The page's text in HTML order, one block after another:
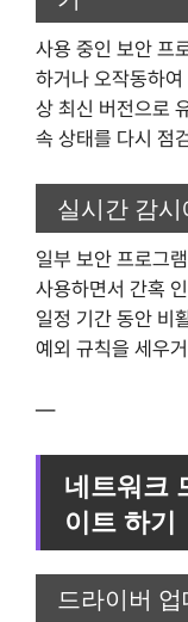
사용 중인 보안 프
하거나 오작동하
상 최신 버전으로
속 상태를 다시 점
실시간 감
일부 보안 프로그
사용하면서 간혹
일정 기간 동안 비
예외 규칙을 세우
—
네트워크
이트 하기
드라이버